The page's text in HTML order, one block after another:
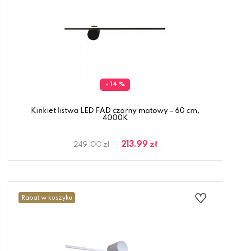
- 14 %
Kinkiet listwa LED FAD czarny matowy – 60 cm,
4000K
249.00 zł 213.99 zł
Rabat w koszyku